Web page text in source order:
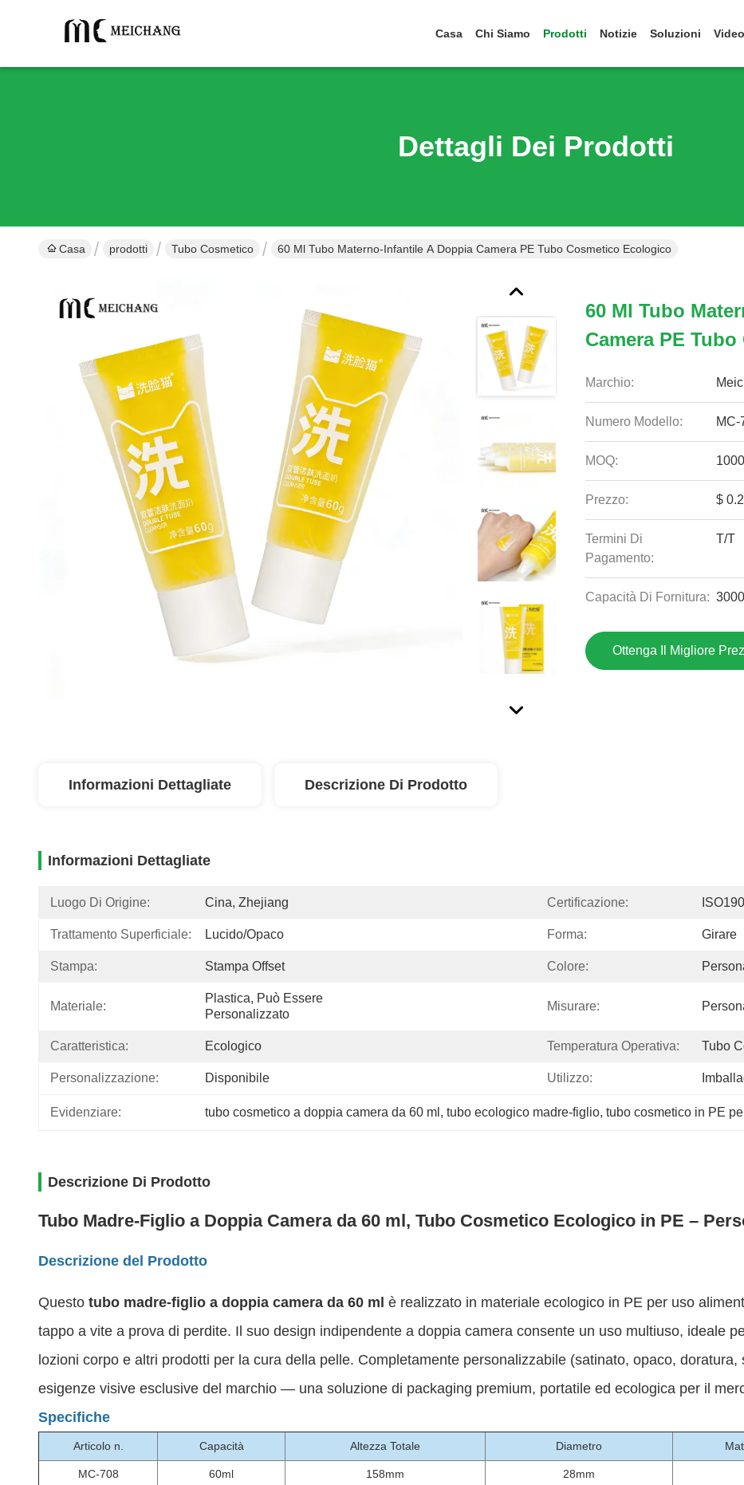
Casa Chi Siamo Prodotti Notizie Soluzioni Video
Dettagli Dei Prodotti
Casa prodotti Tubo Cosmetico 60 Ml Tubo Materno-Infantile A Doppia Camera PE Tubo Cosmetico Ecologico
60 Ml Tubo
Camera PE
Marchio:
Numero Modello: MC-
MOQ:
Prezzo: $
Termini Di
Pagamento:
T/T
Capacità Di Fornitura:
Ottenga Il Migliore
Informazioni Dettagliate Descrizione Di Prodotto
Informazioni Dettagliate
Luogo Di Origine: Cina, Zhejiang Certificazione:
Trattamento Superficiale: Lucido/Opaco Forma: Girare
Stampa: Stampa Offset Colore:
Materiale:
Plastica, Può Essere
Personalizzato
Misurare:
Caratteristica: Ecologico Temperatura Operativa: Tubo
Personalizzazione: Disponibile Utilizzo:
Evidenziare: tubo cosmetico a doppia camera da 60 ml , tubo ecologico madre-figlio, tubo cosmetico in PE
Descrizione Di Prodotto
Tubo Madre-Figlio a Doppia Camera da 60 ml, Tubo Cosmetico Ecologico in PE –
Descrizione del Prodotto
Questo tubo madre-figlio a doppia camera da 60 ml è realizzato in materiale ecologico in PE per uso
tappo a vite a prova di perdite. Il suo design indipendente a doppia camera consente un uso multiuso, ideale
lozioni corpo e altri prodotti per la cura della pelle. Completamente personalizzabile (satinato, opaco,
esigenze visive esclusive del marchio — una soluzione di packaging premium, portatile ed ecologica per il
Specifiche
Articolo n. Capacità Altezza Totale Diametro
MC-708 60ml 158mm 28mm